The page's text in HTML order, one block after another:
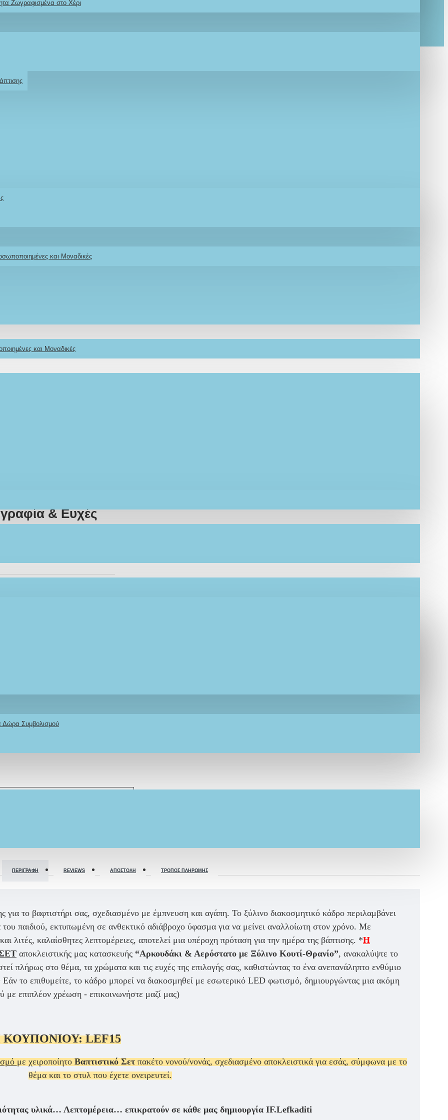
Ζωγραφισμένα στο Χέρι
και Μοναδικές
και Μοναδικές
Δώρα Συμβολισμού
Για το προϊόν
& Ευχές
ΠΕΡΙΓΡΑΦΉ REVIEWS ΑΠΟΣΤΟΛΉ ΤΡΌΠΟΣ ΠΛΗΡΩΜΉΣ
το βαφτιστήρι σας, σχεδιασμένο με έμπνευση και αγάπη. Το ξύλινο διακοσμητικό κάδρο περιλαμβάνει
παιδιού, εκτυπωμένη σε ανθεκτικό αδιάβροχο ύφασμα για να μείνει αναλλοίωτη στον χρόνο. Με
λιτές, καλαίσθητες λεπτομέρειες, αποτελεί μια υπέροχη πρόταση για την ημέρα της βάπτισης. *Η
αποκλειστικής μας κατασκευής “Αρκουδάκι & Αερόστατο με Ξύλινο Κουτί-Θρανίο”, ανακαλύψτε το
πλήρως στο θέμα, τα χρώματα και τις ευχές της επιλογής σας, καθιστώντας το ένα ανεπανάληπτο ενθύμιο
το επιθυμείτε, το κάδρο μπορεί να διακοσμηθεί με εσωτερικό LED φωτισμό, δημιουργώντας μια ακόμη
με επιπλέον χρέωση - επικοινωνήστε μαζί μας)
ΚΟΥΠΟΝΙΟΥ: LEF15
με χειροποίητοΒαπτιστικό Σετπακέτο νονού/νονάς, σχεδιασμένο αποκλειστικά για εσάς, σύμφωνα με το
θέμα και το στυλ που έχετε ονειρευτεί.
υλικά… Λεπτομέρεια… επικρατούν σε κάθε μας δημιουργία IF.Lefkaditi